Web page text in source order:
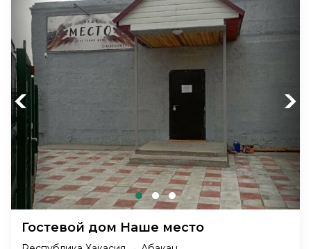
Previous Next
Гостевой дом Наше место